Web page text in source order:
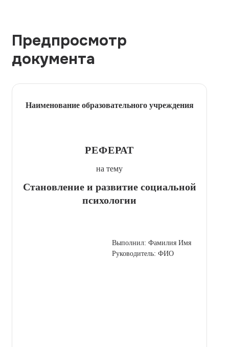
Предпросмотр
документа
Наименование образовательного учреждения
РЕФЕРАТ
на тему
Становление и развитие социальной
психологии
Выполнил: Фамилия Имя
Руководитель: ФИО